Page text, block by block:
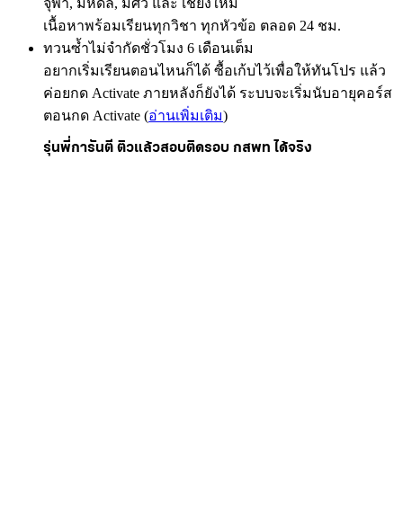
เนื้อหาพร้อมเรียนทุกวิชา ทุกหัวข้อ ตลอด 24 ชม.
ทวนซ้ำไม่จำกัดชั่วโมง 6 เดือนเต็ม
อยากเริ่มเรียนตอนไหนก็ได้ ซื้อเก้บไว้เพื่อให้ทันโปร แล้ว
ค่อยกด Activate ภายหลังก็ยังได้ ระบบจะเริ่มนับอายุคอร์ส
ตอนกด Activate (อ่านเพิ่มเติม)
รุ่นพี่การันตี ติวแล้วสอบติดรอบ กสพท ได้จริง